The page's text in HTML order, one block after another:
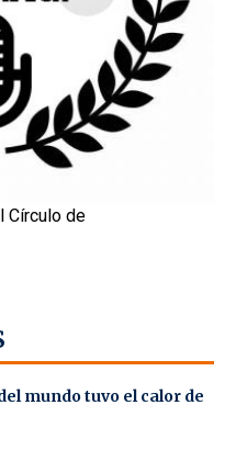
Círculo de
mundo tuvo el calor de